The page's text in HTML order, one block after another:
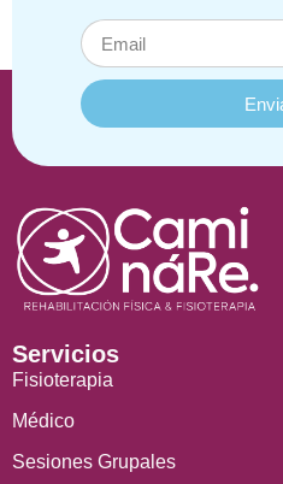
Servicios
Fisioterapia
Médico
Sesiones Grupales